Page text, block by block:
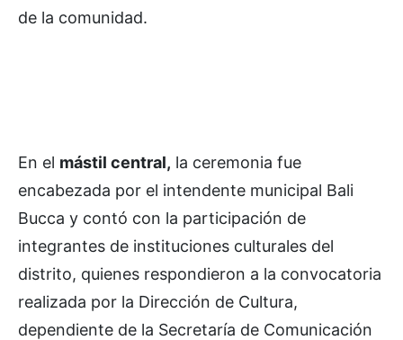
de la comunidad.
En el mástil central, la ceremonia fue
encabezada por el intendente municipal Bali
Bucca y contó con la participación de
integrantes de instituciones culturales del
distrito, quienes respondieron a la convocatoria
realizada por la Dirección de Cultura,
dependiente de la Secretaría de Comunicación